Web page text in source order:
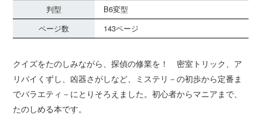
判型
B6変型
ページ数
143ページ
クイズをたのしみながら、探偵の修業を！ 密室トリック、ア
リバイくずし、凶器さがしなど、ミステリ－の初歩から定番ま
でバラエティ－にとりそろえました。初心者からマニアまで、
たのしめる本です。